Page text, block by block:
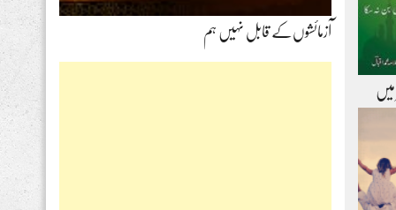
آزمائشوں‌کے قابل نہیں ہم
میں